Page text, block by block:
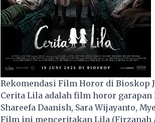
Rekomendasi Film Horor di Bioskop
Cerita Lila adalah film horor garapan
Shareefa Daanish, Sara Wijayanto,
Film ini menceritakan Lila (Firzanah